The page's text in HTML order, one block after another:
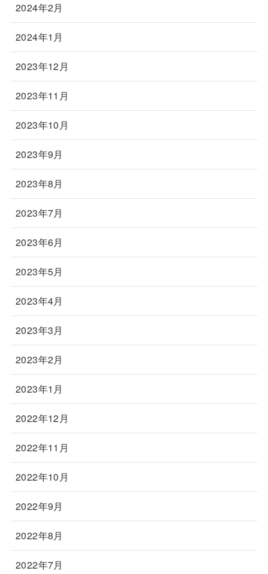
2024年2月
2024年1月
2023年12月
2023年11月
2023年10月
2023年9月
2023年8月
2023年7月
2023年6月
2023年5月
2023年4月
2023年3月
2023年2月
2023年1月
2022年12月
2022年11月
2022年10月
2022年9月
2022年8月
2022年7月